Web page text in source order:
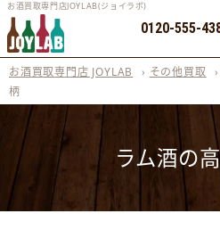
お酒買取専門店JOYLAB(ジョイラボ)
0120-555-
お酒買取専門店 JOYLAB › その他買取 ›
柄
ラム酒の